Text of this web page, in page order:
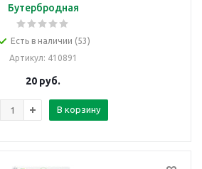
Бутербродная
Есть в наличии (53)
Артикул: 410891
20 руб.
В корзину